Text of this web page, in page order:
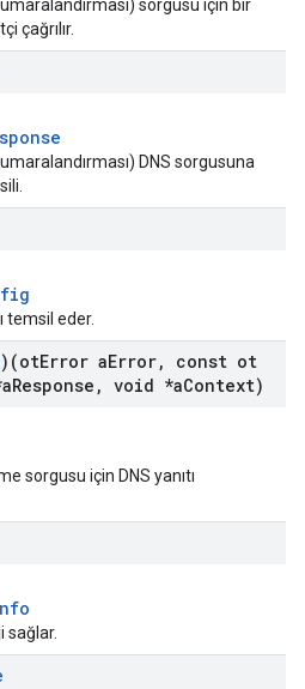
sorgusu için bir
çağrılır.
DNS sorgusuna
temsil eder.
)(otError aError,
const ot
Response , void *aContext)
sorgusu için DNS yanıtı
sağlar.